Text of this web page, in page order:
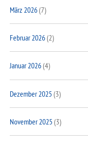
März 2026(7)
Februar 2026(2)
Januar 2026(4)
Dezember 2025 (3)
November 2025 (3)